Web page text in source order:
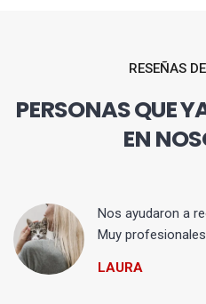
RESEÑAS
PERSONAS QUE
EN
Nos ayudaron a
Muy
LAURA